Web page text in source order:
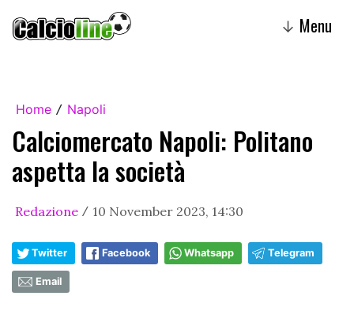
↓ Menu
Home / Napoli
Calciomercato Napoli: Politano
aspetta la società
Redazione / 10 November 2023, 14:30
Twitter Facebook Whatsapp Telegram
Email